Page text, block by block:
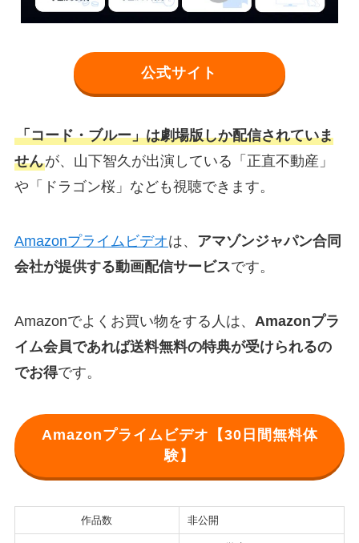
公式サイト
「コード・ブルー」は劇場版しか配信されていま
せんが、山下智久が出演している「正直不動産」
や「ドラゴン桜」なども視聴できます。
Amazonプライムビデオは、 アマゾンジャパン合同
会社が提供する動画配信サービスです。
Amazonでよくお買い物をする人は、 Amazonプラ
イム会員であれば送料無料の特典が受けられるの
でお得です。
Amazonプライムビデオ【30日間無料体
験】
作品数 非公開